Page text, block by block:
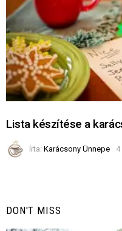
Lista készítése a
írta: Karácsony Ünnepe 4
DON'T MISS